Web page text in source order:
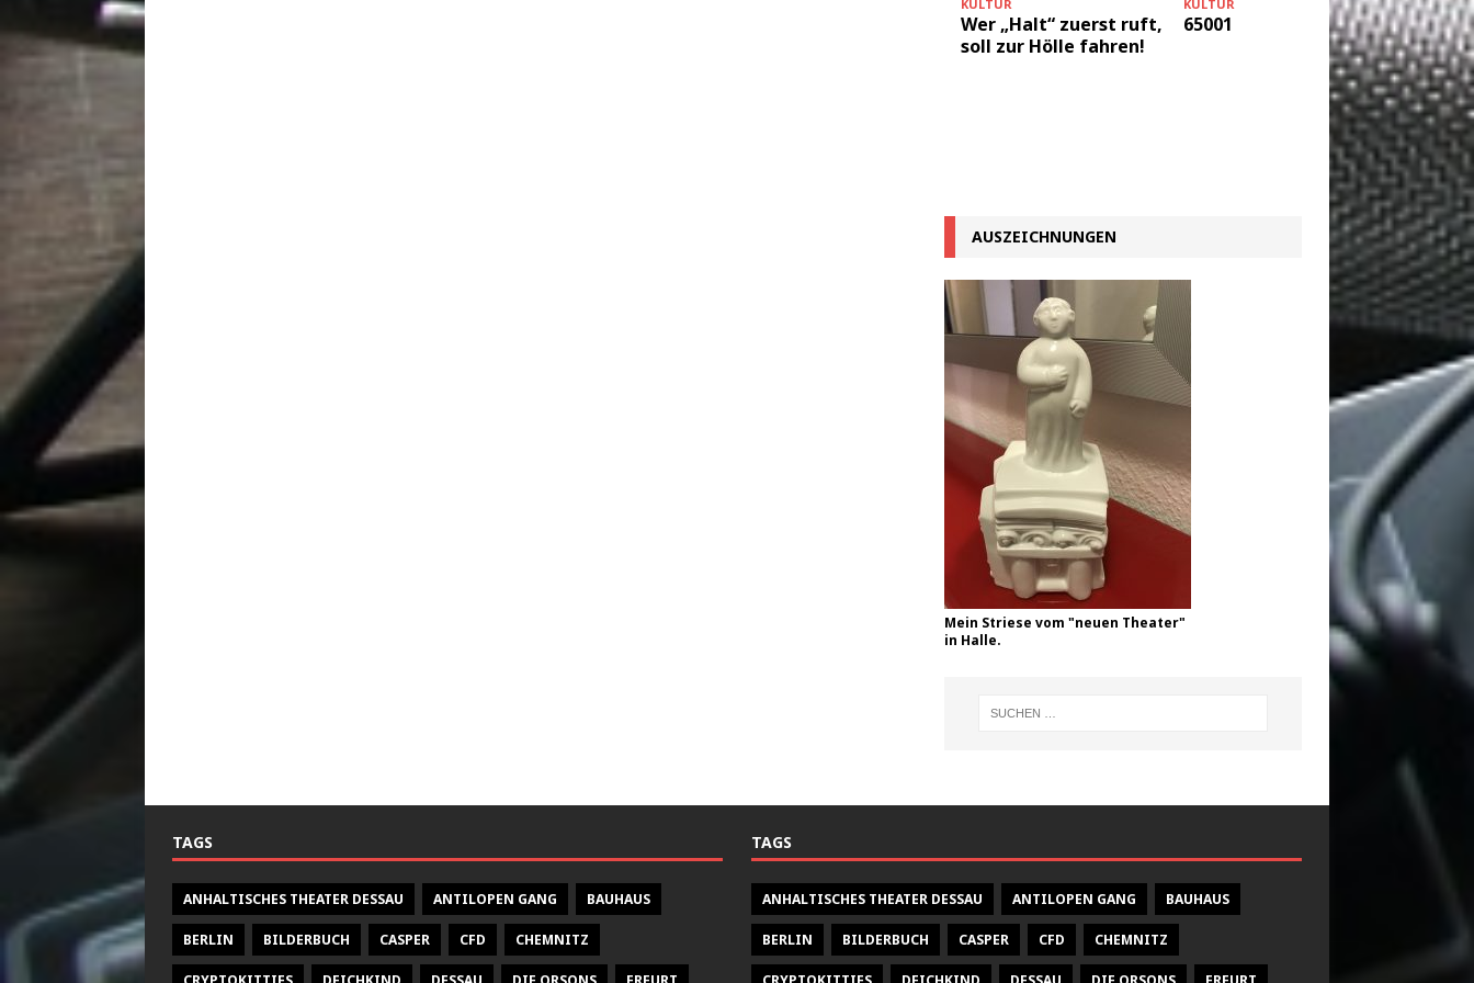
KULTUR
Wer „Halt“ zuerst ruft,
soll zur Hölle fahren!
KULTUR
65001
KULTUR
Eine
AUSZEICHNUNGEN
Mein Striese vom "neuen Theater"
in Halle.
TAGS
ANHALTISCHES THEATER DESSAU ANTILOPEN GANG BAUHAUS
BERLIN BILDERBUCH CASPER CFD CHEMNITZ
TAGS
ANHALTISCHES THEATER DESSAU ANTILOPEN GANG BAUHAUS
BERLIN BILDERBUCH CASPER CFD CHEMNITZ